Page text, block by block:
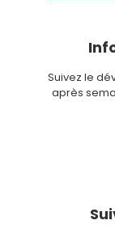
Suivez le
après